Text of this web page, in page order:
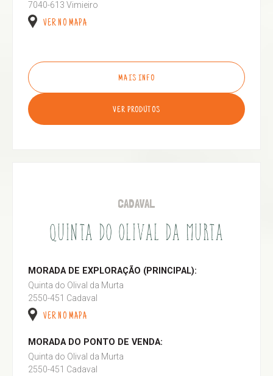
7040-613 Vimieiro
VER NO MAPA
MAIS INFO
VER PRODUTOS
CADAVAL
QUINTA DO OLIVAL DA MURTA
MORADA DE EXPLORAÇÃO (PRINCIPAL):
Quinta do Olival da Murta
2550-451 Cadaval
VER NO MAPA
MORADA DO PONTO DE VENDA:
Quinta do Olival da Murta
2550-451 Cadaval